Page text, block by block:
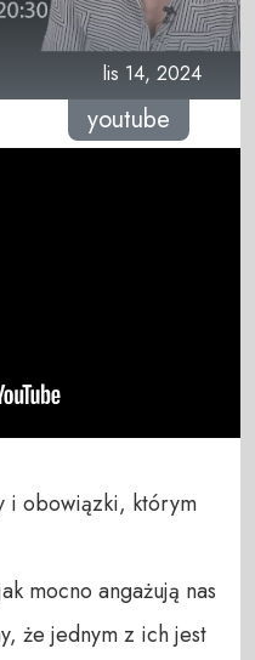
lis 14, 2024
youtube
i obowiązki, którym
mocno angażują nas
że jednym z ich jest